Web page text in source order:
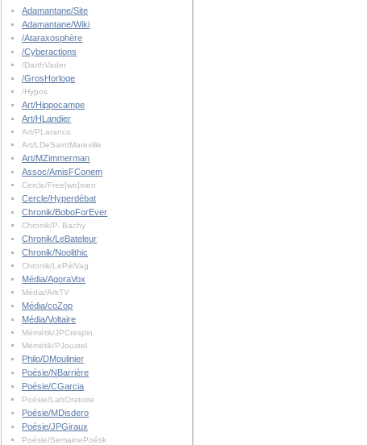
Adamantane/Site
Adamantane/Wiki
/Ataraxosphère
/Cyberactions
/DarthVader
/GrosHorloge
/Hypos
Art/Hippocampe
Art/HLandier
Art/PLaranco
Art/LDeSaintMareville
Art/MZimmerman
Assoc/AmisFConem
Cercle/Free[wo]men
Cercle/Hyperdébat
Chronik/BoboForEver
Chronik/P. Bachy
Chronik/LeBateleur
Chronik/Noolithic
Chronik/LePélVag
Média/AgoraVox
Média/ArkTV
Média/coZop
Média/Voltaire
Mémétik/JPCrespin
Mémétik/PJouxtel
Philo/DMoulinier
Poésie/NBarrière
Poésie/CGarcia
Poésie/LabOratoire
Poésie/MDisdero
Poésie/JPGiraux
Poésie/SemainePoétik